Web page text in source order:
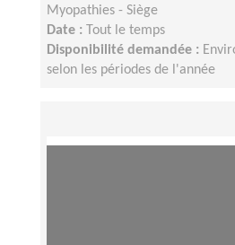
Myopathies - Siège
Date :
Tout le temps
Disponibilité demandée :
selon les périodes de l'année